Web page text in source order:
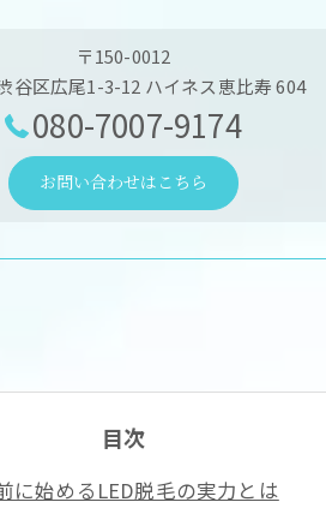
〒150-0012
谷区広尾1-3-12 ハイネス恵比寿 604
080-7007-9174
お問い合わせはこちら
目次
に始めるLED脱毛の実力とは